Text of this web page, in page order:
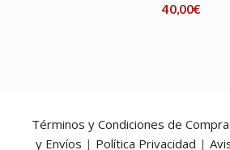
40,00€
Términos y Condiciones de Compra
y Envíos | Política Privacidad |